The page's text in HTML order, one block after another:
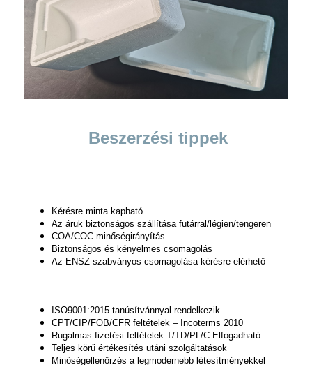
Beszerzési tippek
Kérésre minta kapható
Az áruk biztonságos szállítása futárral/légien/tengeren
COA/COC minőségirányítás
Biztonságos és kényelmes csomagolás
Az ENSZ szabványos csomagolása kérésre elérhető
ISO9001:2015 tanúsítvánnyal rendelkezik
CPT/CIP/FOB/CFR feltételek – Incoterms 2010
Rugalmas fizetési feltételek T/TD/PL/C Elfogadható
Teljes körű értékesítés utáni szolgáltatások
Minőségellenőrzés a legmodernebb létesítményekkel